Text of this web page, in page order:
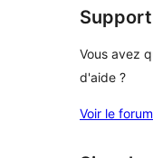
Support
Vous avez
d'aide ?
Voir le